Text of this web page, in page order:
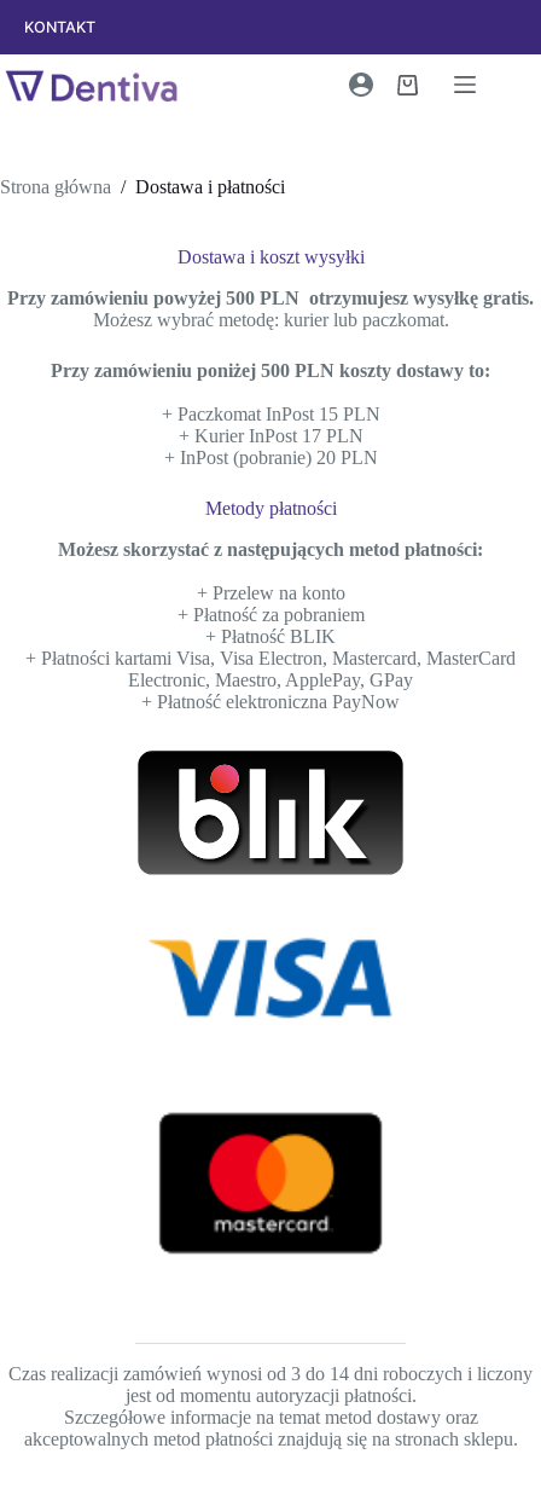
treści
KONTAKT
Koszyk
Strona główna / Dostawa i płatności
Dostawa i koszt wysyłki
Przy zamówieniu powyżej 500 PLN otrzymujesz wysyłkę gratis.
Możesz wybrać metodę: kurier lub paczkomat.
Przy zamówieniu poniżej 500 PLN koszty dostawy to:
+ Paczkomat InPost 15 PLN
+ Kurier InPost 17 PLN
+ InPost (pobranie) 20 PLN
Metody płatności
Możesz skorzystać z następujących metod płatności:
+ Przelew na konto
+ Płatność za pobraniem
+ Płatność BLIK
+ Płatności kartami Visa, Visa Electron, Mastercard, MasterCard
Electronic, Maestro, ApplePay, GPay
+ Płatność elektroniczna PayNow
Czas realizacji zamówień wynosi od 3 do 14 dni roboczych i liczony
jest od momentu autoryzacji płatności.
Szczegółowe informacje na temat metod dostawy oraz
akceptowalnych metod płatności znajdują się na stronach sklepu.